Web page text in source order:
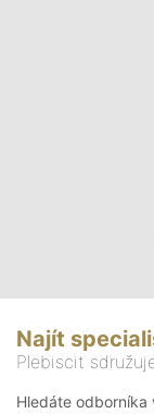
Najít
Plebiscit
Hledáte odborníka